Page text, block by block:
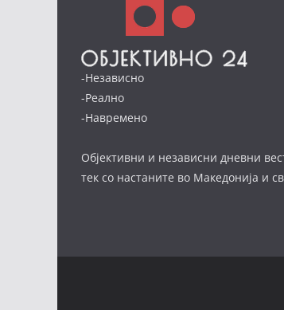
-Независно
-Реално
-Навремено
Објективни и независни дневни
тек со настаните во Македонија и